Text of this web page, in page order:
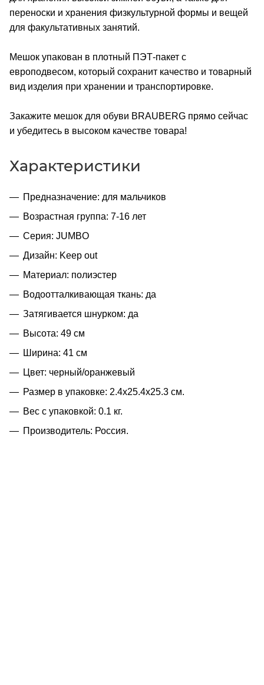
переноски и хранения физкультурной формы и вещей
для факультативных занятий.
Мешок упакован в плотный ПЭТ-пакет с
европодвесом, который сохранит качество и товарный
вид изделия при хранении и транспортировке.
Закажите мешок для обуви BRAUBERG прямо сейчас
и убедитесь в высоком качестве товара!
Характеристики
Предназначение: для мальчиков
Возрастная группа: 7-16 лет
Серия: JUMBO
Дизайн: Keep out
Материал: полиэстер
Водоотталкивающая ткань: да
Затягивается шнурком: да
Высота: 49 см
Ширина: 41 см
Цвет: черный/оранжевый
Размер в упаковке: 2.4x25.4x25.3 см.
Вес с упаковкой: 0.1 кг.
Производитель: Россия.